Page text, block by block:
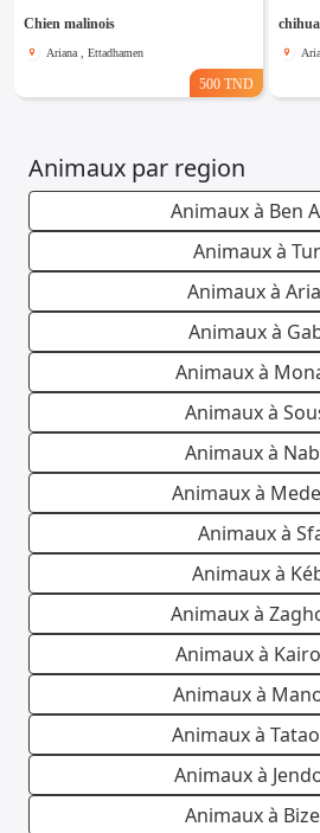
Chien malinois
Ariana , Ettadhamen
500 TND
Animaux par region
Animaux à Ben
Animaux à
Animaux à
Animaux à
Animaux à
Animaux à
Animaux à
Animaux à
Animaux à
Animaux à
Animaux à
Animaux à
Animaux à
Animaux à
Animaux à
Animaux à